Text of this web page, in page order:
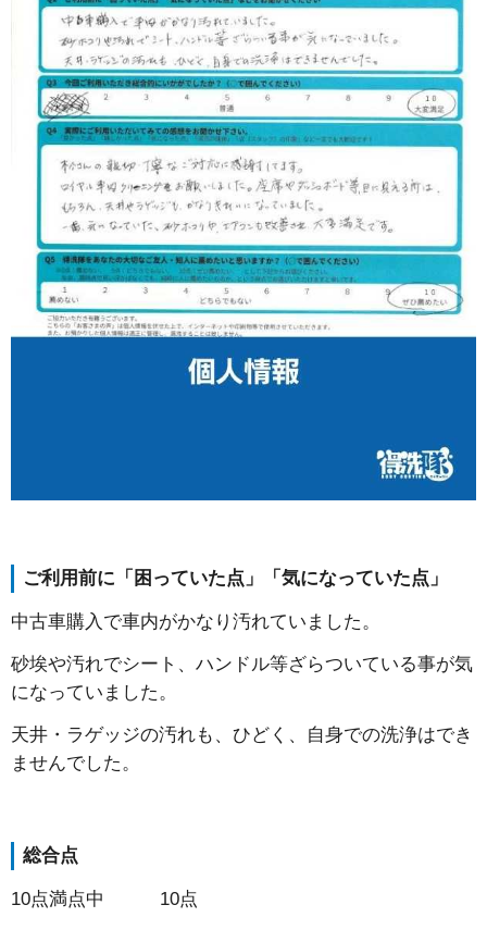
ご利用前に「困っていた点」「気になっていた点」
中古車購入で車内がかなり汚れていました。
砂埃や汚れでシート、ハンドル等ざらついている事が気
になっていました。
天井・ラゲッジの汚れも、ひどく、自身での洗浄はでき
ませんでした。
総合点
10点満点中 10点